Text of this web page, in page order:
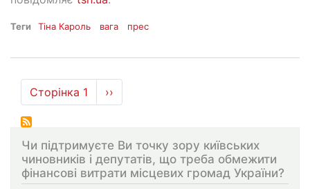
Теги Тіна Кароль вага прес
Розбивка
на
сторінки
Сторінка 1
Наступна
сторінка
››
Чи підтримуєте Ви точку зору київських
чиновників і депутатів, що треба обмежити
фінансові витрати місцевих громад України?